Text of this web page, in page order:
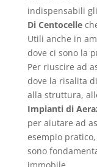
indispensabili gli
Di Centocelle
Utili anche in
dove ci sono la
Per riuscire ad
dove la risalita
alla struttura,
Impianti di
per aiutare ad
esempio
sono